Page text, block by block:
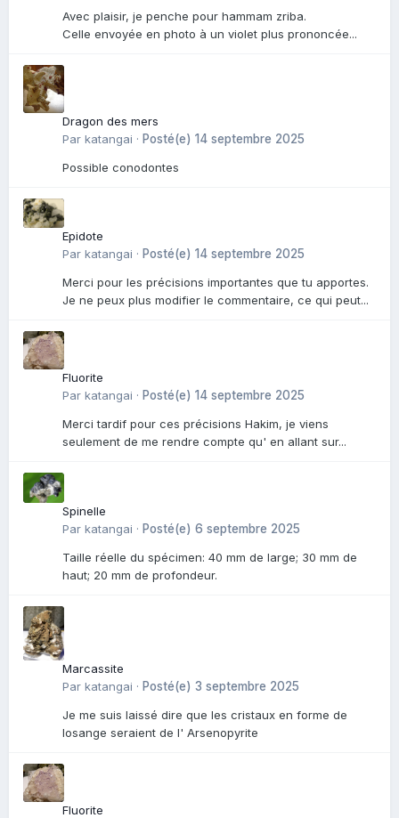
Avec plaisir, je penche pour hammam zriba.
Celle envoyée en photo à un violet plus prononcée...
Dragon des mers
Par katangai · Posté(e) 14 septembre 2025
Possible conodontes
Epidote
Par katangai · Posté(e) 14 septembre 2025
Merci pour les précisions importantes que tu apportes.
Je ne peux plus modifier le commentaire, ce qui peut...
Fluorite
Par katangai · Posté(e) 14 septembre 2025
Merci tardif pour ces précisions Hakim, je viens
seulement de me rendre compte qu' en allant sur...
Spinelle
Par katangai · Posté(e) 6 septembre 2025
Taille réelle du spécimen: 40 mm de large; 30 mm de
haut; 20 mm de profondeur.
Marcassite
Par katangai · Posté(e) 3 septembre 2025
Je me suis laissé dire que les cristaux en forme de
losange seraient de l' Arsenopyrite
Fluorite